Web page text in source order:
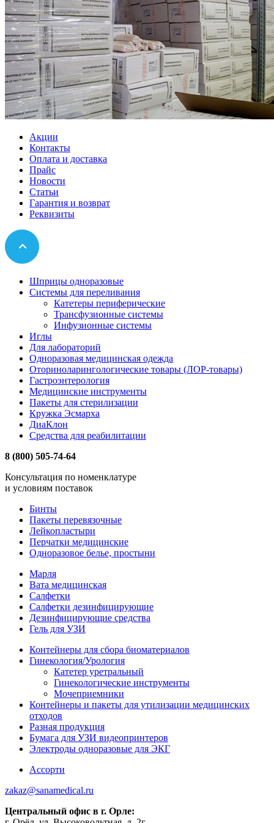
Акции
Контакты
Оплата и доставка
Прайс
Новости
Статьи
Гарантия и возврат
Реквизиты
Шприцы одноразовые
Системы для переливания
Катетеры периферические
Трансфузионные системы
Инфузионные системы
Иглы
Для лабораторий
Одноразовая медицинская одежда
Оториноларингологические товары (ЛОР-товары)
Гастроэнтерология
Медицинские инструменты
Пакеты для стерилизации
Кружка Эсмарха
ДиаКлон
Средства для реабилитации
8 (800) 505-74-64
Консультация по номенклатуре
и условиям поставок
Бинты
Пакеты перевязочные
Лейкопластыри
Перчатки медицинские
Одноразовое белье, простыни
Марля
Вата медицинская
Салфетки
Салфетки дезинфицирующие
Дезинфицирующие средства
Гель для УЗИ
Контейнеры для сбора биоматериалов
Гинекология/Урология
Катетер уретральный
Гинекологические инструменты
Мочеприемники
Контейнеры и пакеты для утилизации медицинских
отходов
Разная продукция
Бумага для УЗИ видеопринтеров
Электроды одноразовые для ЭКГ
Ассорти
zakaz@sanamedical.ru
Центральный офис в г. Орле: